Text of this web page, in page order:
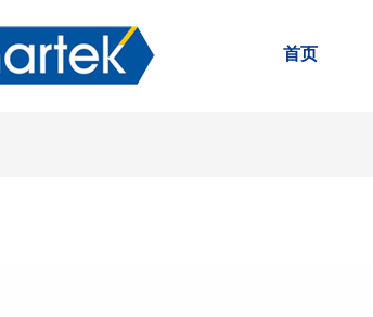
首页